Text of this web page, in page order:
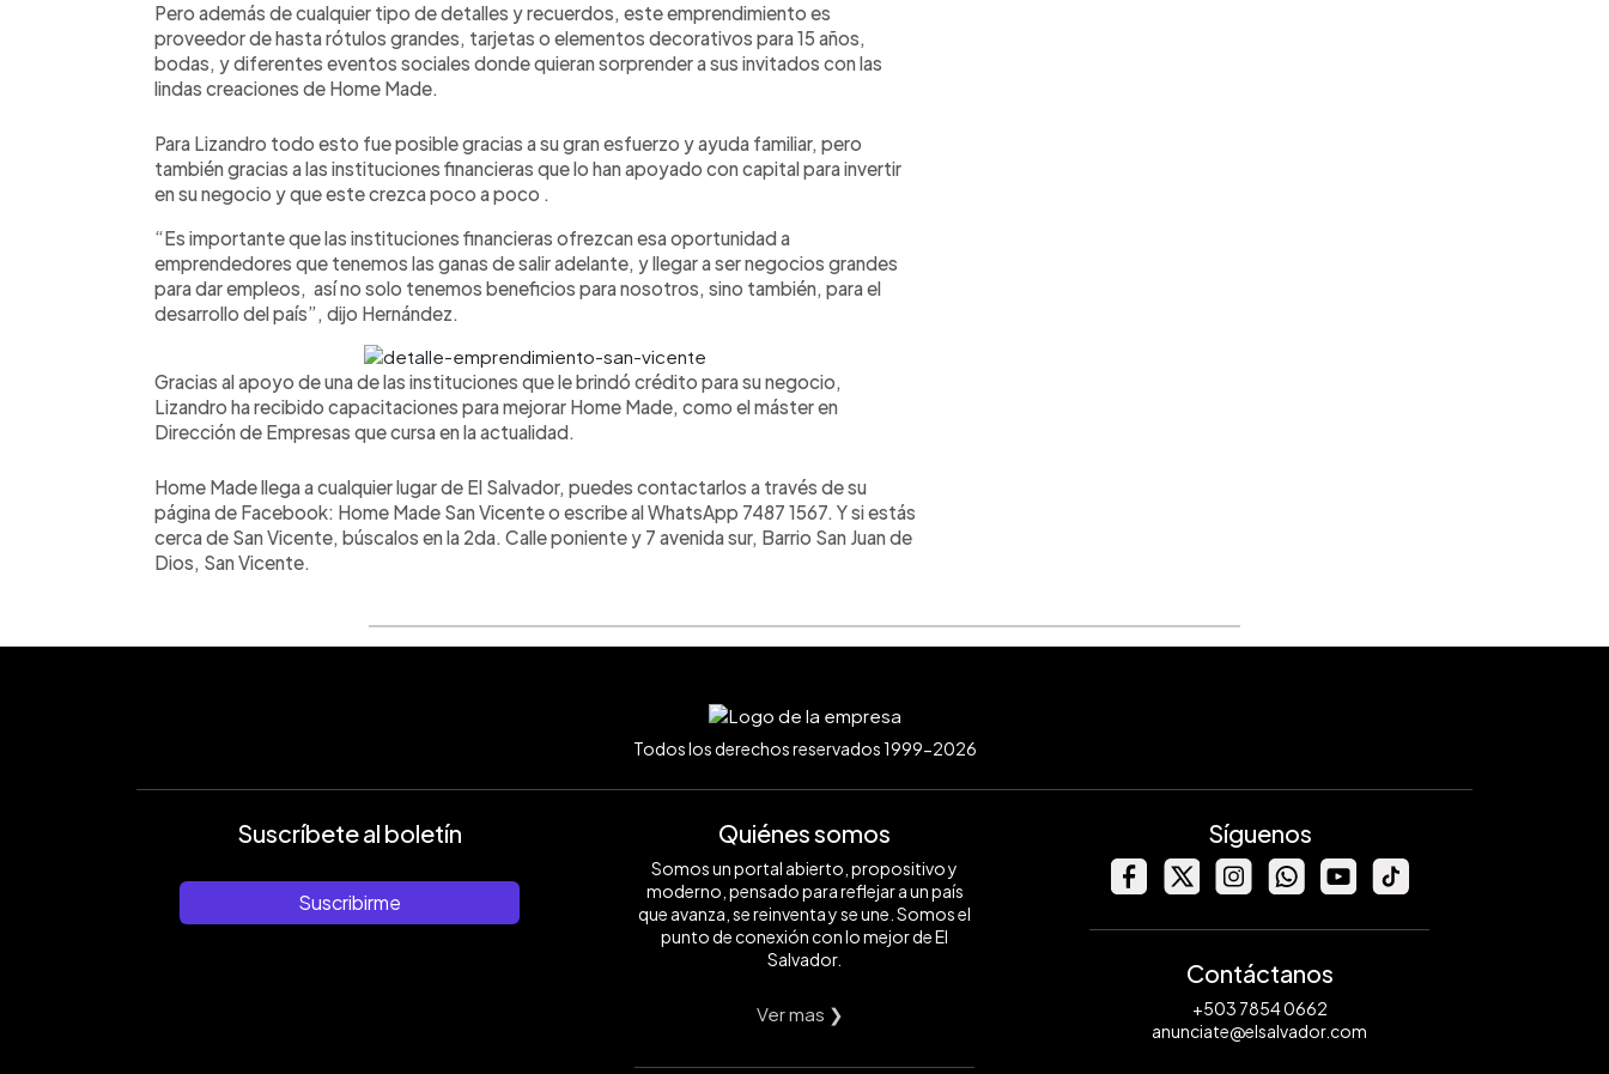
Pero además de cualquier tipo de detalles y recuerdos, este emprendimiento es
proveedor de hasta rótulos grandes, tarjetas o elementos decorativos para 15 años,
bodas, y diferentes eventos sociales donde quieran sorprender a sus invitados con las
lindas creaciones de Home Made.
Para Lizandro todo esto fue posible gracias a su gran esfuerzo y ayuda familiar, pero
también gracias a las instituciones financieras que lo han apoyado con capital para invertir
en su negocio y que este crezca poco a poco .
“Es importante que las instituciones financieras ofrezcan esa oportunidad a
emprendedores que tenemos las ganas de salir adelante, y llegar a ser negocios grandes
para dar empleos, así no solo tenemos beneficios para nosotros, sino también, para el
desarrollo del país”, dijo Hernández.
Gracias al apoyo de una de las instituciones que le brindó crédito para su negocio,
Lizandro ha recibido capacitaciones para mejorar Home Made, como el máster en
Dirección de Empresas que cursa en la actualidad.
Home Made llega a cualquier lugar de El Salvador, puedes contactarlos a través de su
página de Facebook: Home Made San Vicente o escribe al WhatsApp 7487 1567. Y si estás
cerca de San Vicente, búscalos en la 2da. Calle poniente y 7 avenida sur, Barrio San Juan de
Dios, San Vicente.
Todos los derechos reservados 1999-2026
Suscríbete al boletín
Suscribirme
Quiénes somos
Somos un portal abierto, propositivo y
moderno, pensado para reflejar a un país
que avanza, se reinventa y se une. Somos el
punto de conexión con lo mejor de El
Salvador.
Ver mas ❯
Síguenos
Contáctanos
+503 7854 0662
anunciate@elsalvador.com